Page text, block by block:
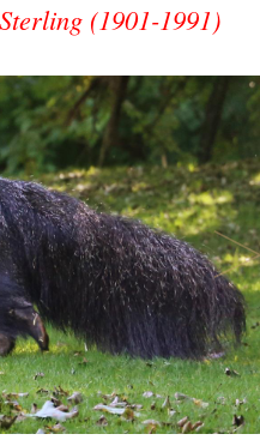
(1901-1991)